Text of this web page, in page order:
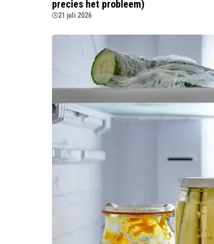
precies het probleem)
21 juli 2026